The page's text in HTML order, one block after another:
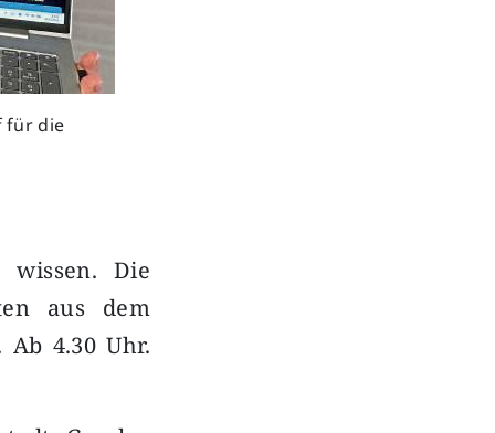
für die
wissen. Die
aus dem
4.30 Uhr.